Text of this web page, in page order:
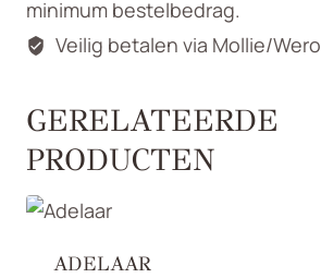
minimum bestelbedrag.
Veilig betalen via Mollie/Wero
GERELATEERDE
PRODUCTEN
ADELAAR